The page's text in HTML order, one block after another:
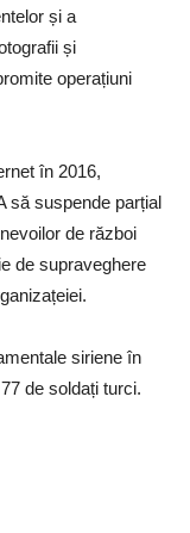
și a
și
operațiuni
în 2016,
să suspende parțial
de război
de supraveghere
siriene în
de soldați turci.